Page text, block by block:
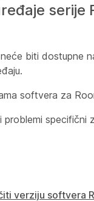
serije
biti dostupne
softvera za
problemi specifični
verziju softvera